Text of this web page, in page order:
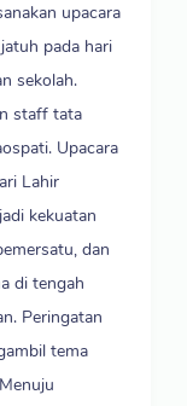
upacara
pada hari
sekolah.
staff tata
Upacara
Lahir
kekuatan
dan
di tengah
Peringatan
tema